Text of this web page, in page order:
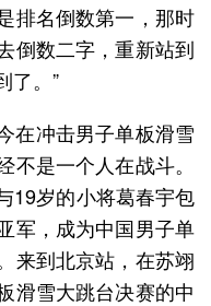
排名倒数第一，那时
倒数二字，重新站到
了。”
在冲击男子单板滑雪
是一个人在战斗。
19岁的小将葛春宇包
军，成为中国男子单
来到北京站，在苏翊
滑雪大跳台决赛的中